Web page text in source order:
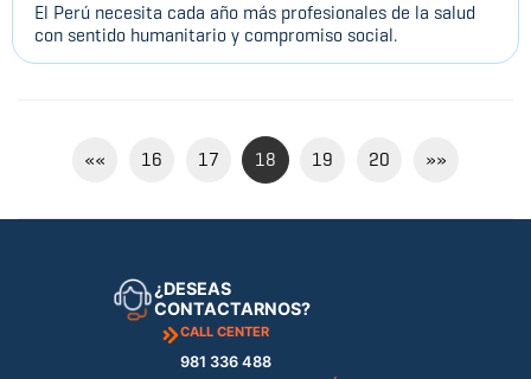
El Perú necesita cada año más profesionales de la salud
con sentido humanitario y compromiso social.
«« 16 17 18 19 20 »»